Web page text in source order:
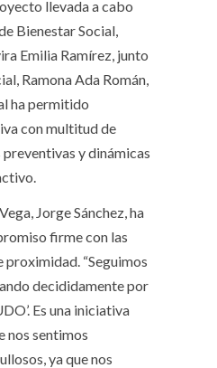
llevada a cabo
Bienestar Social,
Emilia Ramírez, junto
Ramona Ada Román,
ha permitido
con multitud de
y dinámicas
Jorge Sánchez, ha
firme con las
“Seguimos
decididamente por
Es una iniciativa
nos sentimos
ya que nos